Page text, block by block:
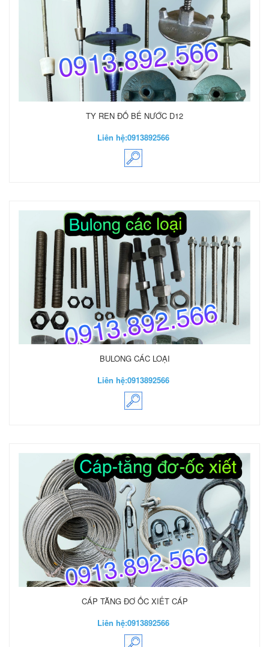
TY REN ĐỔ BỂ NƯỚC D12
Liên hệ:0913892566
BULONG CÁC LOẠI
Liên hệ:0913892566
CÁP TĂNG ĐƠ ỐC XIẾT CÁP
Liên hệ:0913892566